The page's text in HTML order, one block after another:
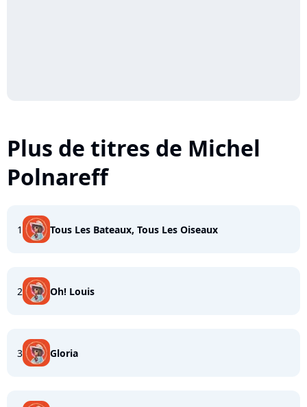
Plus de titres de Michel
Polnareff
1 Tous Les Bateaux, Tous Les Oiseaux
2 Oh! Louis
3 Gloria